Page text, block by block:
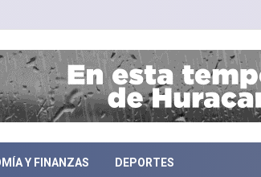
Y FINANZAS DEPORTES